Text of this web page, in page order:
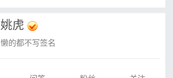
姚虎
懒的都不写签名